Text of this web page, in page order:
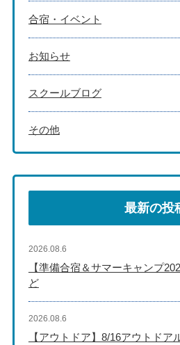
合宿・イベント
お知らせ
スクールブログ
その他
最新の投
【準備合宿＆サマーキャンプ
ど
2026.08.6
【アウトドア】8/16アウトドア
2026.08.6